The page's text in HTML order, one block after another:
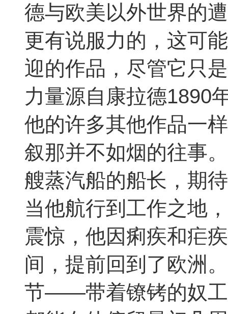
德与欧美以外世界的
更有说服力的，这可
迎的作品，尽管它只
力量源自康拉德1890
他的许多其他作品一
叙那并不如烟的往事
艘蒸汽船的船长，期
当他航行到工作之地
震惊，他因痢疾和疟
间，提前回到了欧洲
节——带着镣铐的奴